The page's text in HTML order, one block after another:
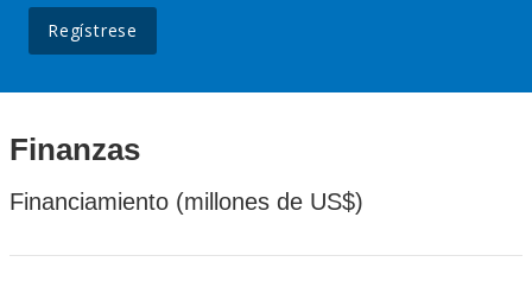
Regístrese
Finanzas
Financiamiento (millones de US$)